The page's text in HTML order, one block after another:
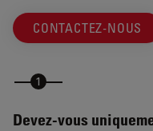
CONTACTEZ-NOUS
Devez-vous